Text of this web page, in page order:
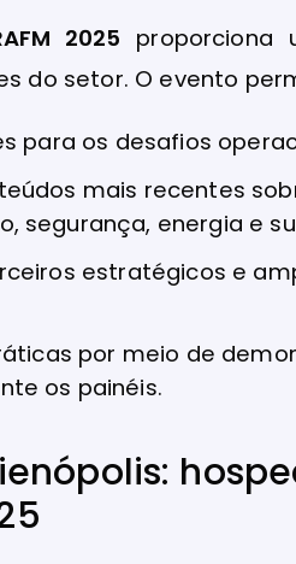
2025 proporciona
do setor. O evento
para os desafios
mais recentes
segurança, energia e
estratégicos e
por meio de
os painéis.